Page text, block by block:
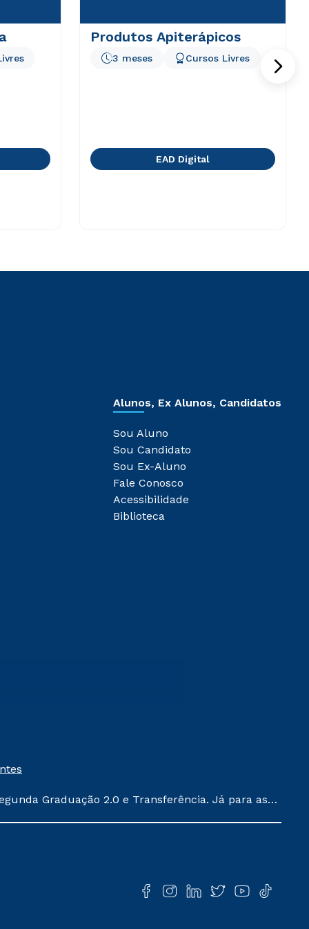
Produtos Apiterápicos
3 meses Cursos Livres
EAD Digital
Alunos, Ex Alunos, Candidatos
Sou Aluno
Sou Candidato
Sou Ex-Aluno
Fale Conosco
Acessibilidade
Biblioteca
Graduação 2.0 e Transferência. Já para as